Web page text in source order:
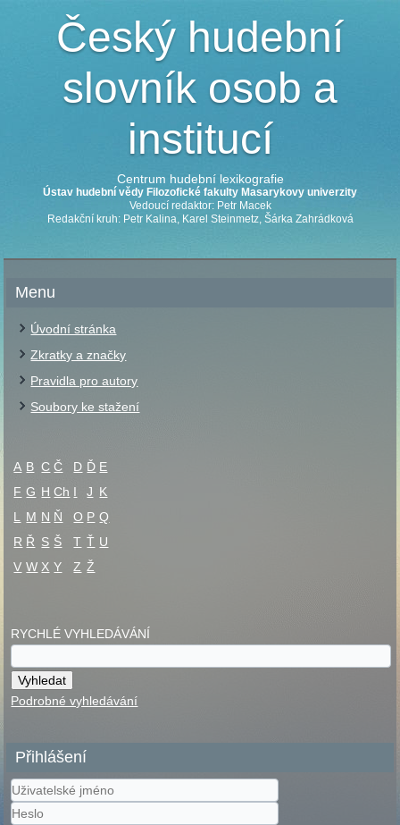
Český hudební
slovník osob a
institucí
Centrum hudební lexikografie
Ústav hudební vědy Filozofické fakulty Masarykovy univerzity
Vedoucí redaktor: Petr Macek
Redakční kruh: Petr Kalina, Karel Steinmetz, Šárka Zahrádková
Menu
Úvodní stránka
Zkratky a značky
Pravidla pro autory
Soubory ke stažení
A B C Č D Ď E
F G H Ch I J K
L
M N Ň O P Q
R Ř S Š T Ť U
V W X Y Z Ž
RYCHLÉ VYHLEDÁVÁNÍ
Podrobné vyhledávání
Přihlášení
Uživatelské